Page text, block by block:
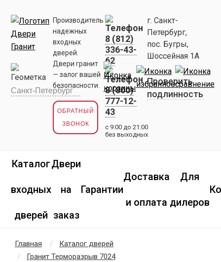
Производитель
надежных
входных
дверей.
Двери гранит
— залог вашей
безопасности.
ОБРАТНЫЙ
ЗВОНОК
8 (812)
336-43-
62
8 (800)
777-12-
43
с 9:00 до 21:00
без выходных
г. Санкт-
Петербург,
пос. Бугры,
Шоссейная 1А
Проверить
подлинность
Каталог
входных
дверей
Двери
на
заказ
Гарантии
Доставка
и оплата
Для
дилеров
Главная
Каталог дверей
Гранит Терморазрыв 7024